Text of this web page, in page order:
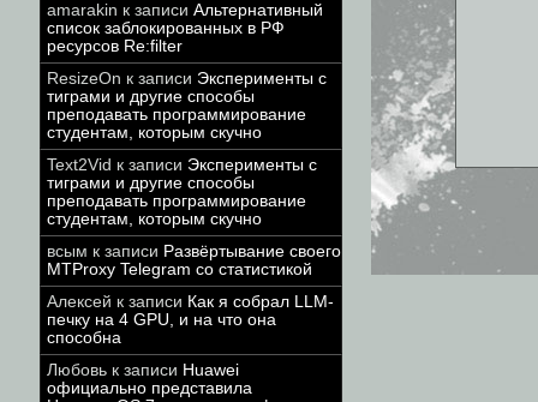
amarakin к записи Альтернативный
список заблокированных в РФ
ресурсов Re:filter
ResizeOn к записи Эксперименты с
тиграми и другие способы
преподавать программирование
студентам, которым скучно
Text2Vid к записи Эксперименты с
тиграми и другие способы
преподавать программирование
студентам, которым скучно
всым к записи Развёртывание своего
MTProxy Telegram со статистикой
Алексей к записи Как я собрал LLM-
печку на 4 GPU, и на что она
способна
Любовь к записи Huawei
официально представила